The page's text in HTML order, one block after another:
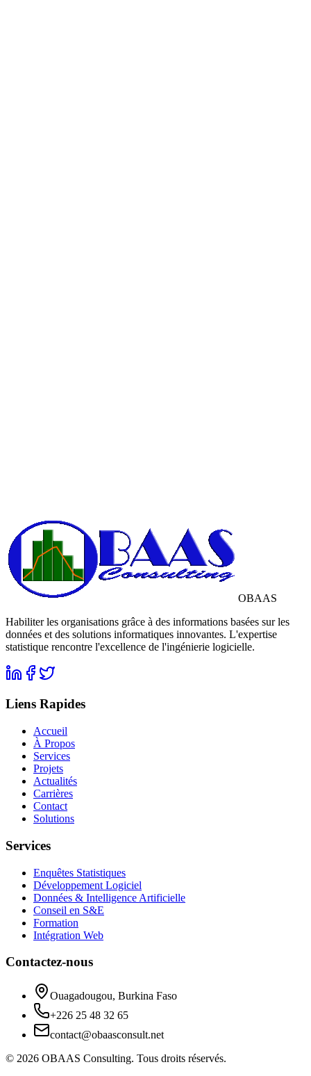
OBAAS
Habiliter les organisations grâce à des informations basées sur les
données et des solutions informatiques innovantes. L'expertise
statistique rencontre l'excellence de l'ingénierie logicielle.
Liens Rapides
Accueil
À Propos
Services
Projets
Actualités
Carrières
Contact
Solutions
Services
Enquêtes Statistiques
Développement Logiciel
Données & Intelligence Artificielle
Conseil en S&E
Formation
Intégration Web
Contactez-nous
Ouagadougou, Burkina Faso
+226 25 48 32 65
contact@obaasconsult.net
© 2026 OBAAS Consulting. Tous droits réservés.